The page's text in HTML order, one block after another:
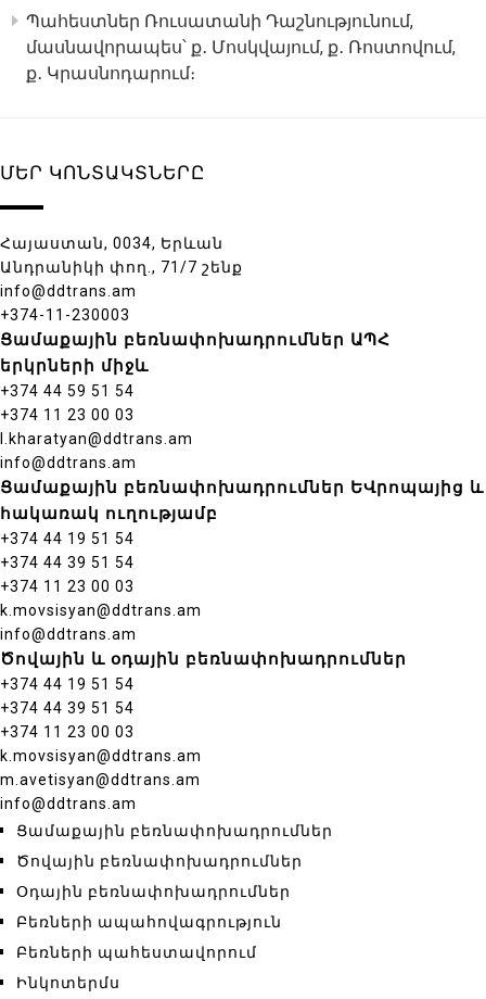
Պահեստներ Ռուսատանի Դաշնությունում,
մասնավորապես՝ ք․ Մոսկվայում, ք․ Ռոստովում,
ք․ Կրասնոդարում։
ՄԵՐ ԿՈՆՏԱԿՏՆԵՐԸ
Հայաստան, 0034, Երևան
Անդրանիկի փող., 71/7 շենք
info@ddtrans.am
+374-11-230003
Ցամաքային բեռնափոխադրումներ ԱՊՀ
երկրների միջև
+374 44 59 51 54
+374 11 23 00 03
l.kharatyan@ddtrans.am
info@ddtrans.am
Ցամաքային բեռնափոխադրումներ ԵՎրոպայից և
հակառակ ուղությամբ
+374 44 19 51 54
+374 44 39 51 54
+374 11 23 00 03
k.movsisyan@ddtrans.am
info@ddtrans.am
Ծովային և օդային բեռնափոխադրումներ
+374 44 19 51 54
+374 44 39 51 54
+374 11 23 00 03
k.movsisyan@ddtrans.am
m.avetisyan@ddtrans.am
info@ddtrans.am
Ցամաքային բեռնափոխադրումներ
Ծովային բեռնափոխադրումներ
Օդային բեռնափոխադրումներ
Բեռների ապահովագրություն
Բեռների պահեստավորում
Ինկոտերմս